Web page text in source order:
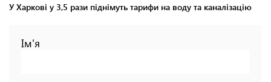
У Харкові у 3,5 рази піднімуть тарифи на воду та каналізацію
Ім'я